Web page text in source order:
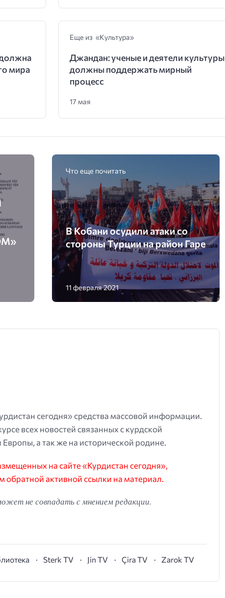
мира
Еще из «Культура»
Джандан: ученые и деятели культуры
должны поддержать мирный
процесс
17 мая
Что еще почитать
В Кобани осудили атаки со
стороны Турции на район Гаре
11 февраля 2021
сегодня» средства массовой информации.
всех новостей связанных с курдской
а так же на исторической родине.
на сайте «Курдистан сегодня»,
обратной активной ссылки на материал.
не совпадать с мнением редакции.
Sterk TV Jin TV Çira TV Zarok TV